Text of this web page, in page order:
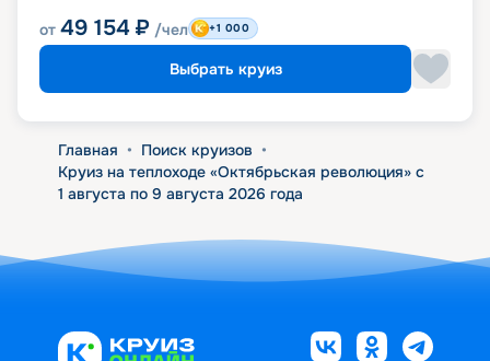
от 49 154 ₽ /чел +1 000
Выбрать круиз
Главная • Поиск круизов •
Круиз на теплоходе «Октябрьская революция» с
1 августа по 9 августа 2026 года